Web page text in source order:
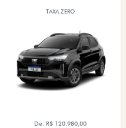
TAXA ZERO
De: R$ 120.980,00